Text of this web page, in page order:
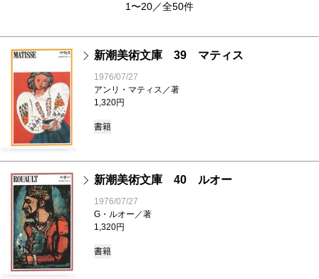
1〜20／全50件
新潮美術文庫 39 マティス
1976/07/27
アンリ・マティス／著
1,320円
書籍
新潮美術文庫 40 ルオー
1976/07/27
G・ルオー／著
1,320円
書籍